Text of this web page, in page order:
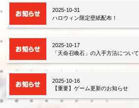
2025-10-31
ハロウィン限定壁紙配布！
2025-10-17
「天命召喚石」の入手方法について
2025-10-16
【重要】ゲーム更新のお知らせ